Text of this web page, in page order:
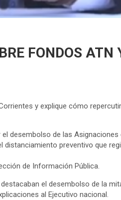
FONDOS
y explique cómo
desembolso de las
preventivo que
de Información Pública.
el desembolso de la
al Ejecutivo nacional.